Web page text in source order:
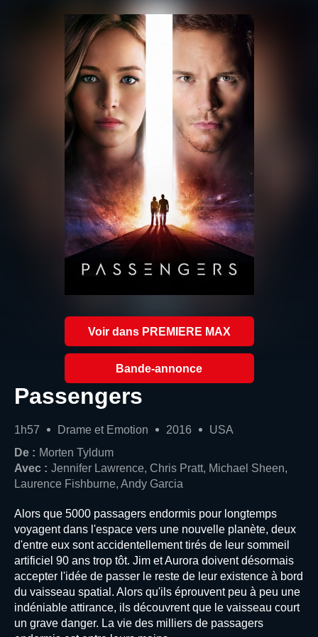
Voir dans PREMIERE MAX
Bande-annonce
Passengers
1h57 Drame et Emotion 2016
USA
De : Morten Tyldum
Avec : Jennifer Lawrence, Chris Pratt, Michael Sheen,
Laurence Fishburne, Andy Garcia
Alors que 5000 passagers endormis pour longtemps
voyagent dans l'espace vers une nouvelle planète, deux
d'entre eux sont accidentellement tirés de leur sommeil
artificiel 90 ans trop tôt. Jim et Aurora doivent désormais
accepter l'idée de passer le reste de leur existence à bord
du vaisseau spatial. Alors qu'ils éprouvent peu à peu une
indéniable attirance, ils découvrent que le vaisseau court
un grave danger. La vie des milliers de passagers